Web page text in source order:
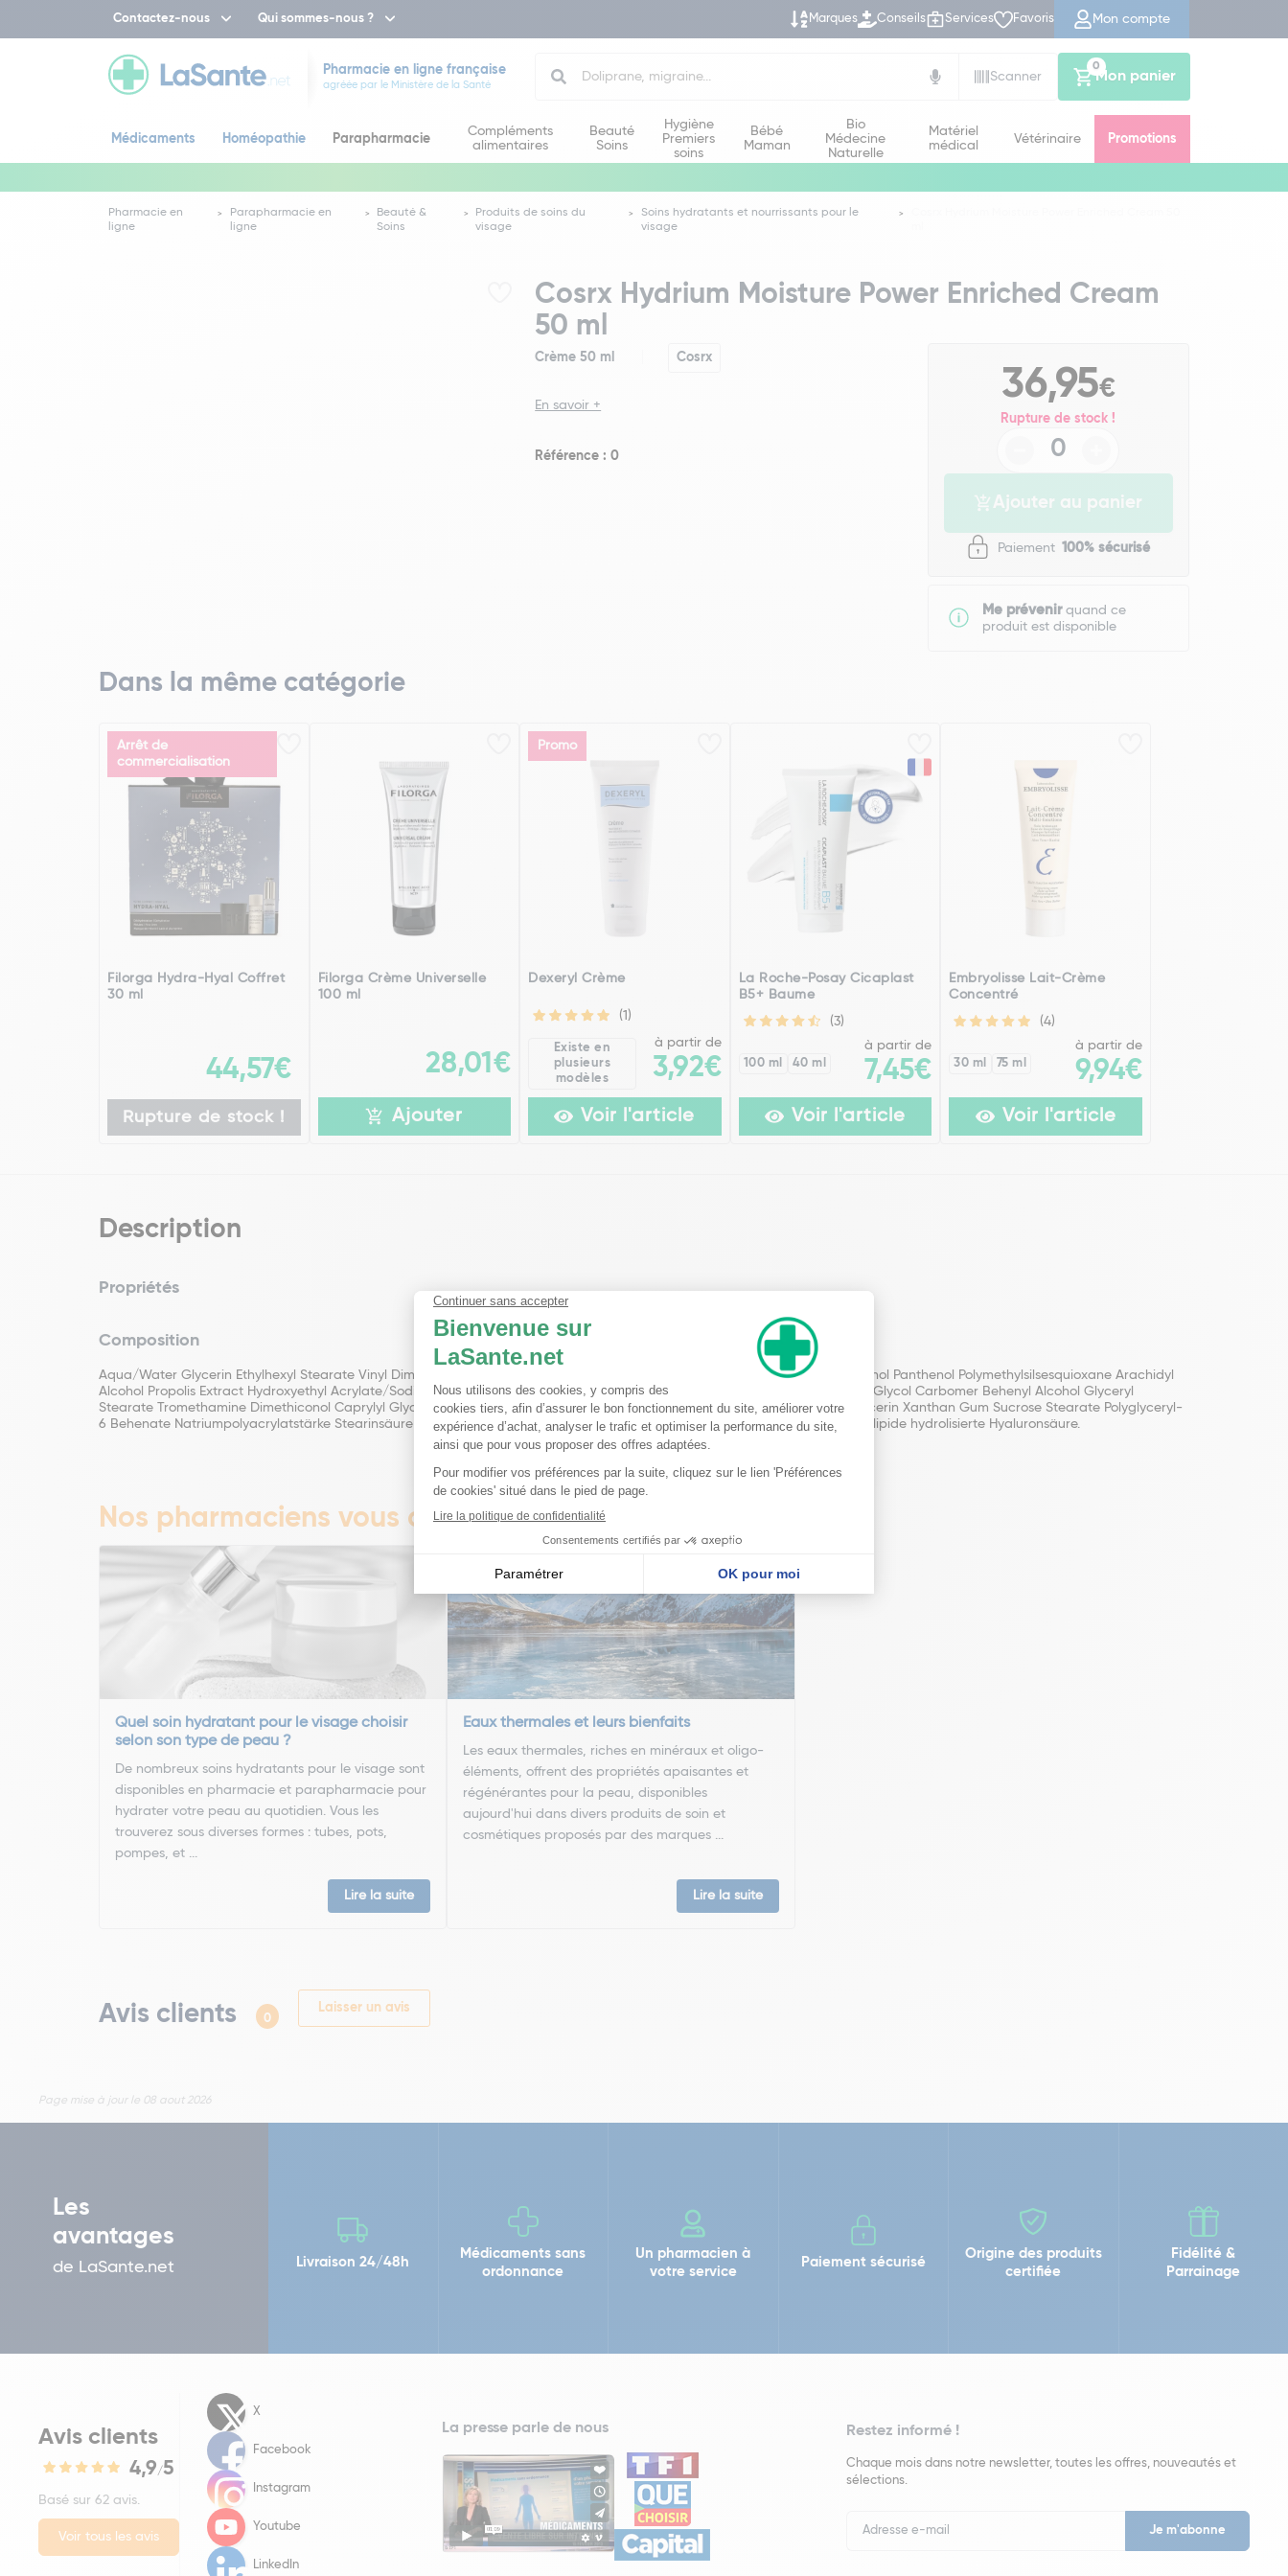
Contactez-nous Qui sommes-nous ? Marques Conseils Services Favoris Mon compte
Pharmacie en ligne française
agréée par le Ministère de la Santé
Scanner
Mon panier
0
Médicaments Homéopathie Parapharmacie
Compléments
alimentaires
Beauté
Soins
Hygiène
Premiers
soins
Bébé
Maman
Bio
Médecine
Naturelle
Matériel
médical
Vétérinaire Promotions
Pharmacie en
ligne
Parapharmacie en
ligne
Beauté &
Soins
Produits de soins du
visage
Soins hydratants et nourrissants pour le
visage
Cosrx Hydrium Moisture Power Enriched Cream
50 ml
Crème 50 ml Cosrx
En savoir +
Référence : 0
36,95€
Rupture de stock !
Ajouter au panier
Paiement 100% sécurisé
Me prévenirquand ce
produit est disponible
Dans la même catégorie
Arrêt de
commercialisation
Filorga Hydra-Hyal Coffret
30 ml
44,57€
Rupture de stock !
Filorga Crème Universelle
100 ml
28,01€
Ajouter
Promo
Dexeryl Crème
(1)
Existe en
plusieurs
modèles
à partir de
3,92€
Voir l'article
La Roche-Posay Cicaplast
B5+ Baume
(3)
100 ml 40 ml
à partir de
7,45€
Voir l'article
Embryolisse Lait-Crème
Concentré
(4)
30 ml 75 ml
à partir de
9,94€
Voir l'article
Description
Propriétés
Composition
Aqua/Water Glycerin Ethylhexyl Stearate Vinyl Dimethicone Pentylene Glycol Cocos Nucifera Oil 12-Hexanediol Cetearyl Alcohol Panthenol Polymethylsilsesquioxane Arachidyl
Alcohol Propolis Extract Hydroxyethyl Acrylate/Sodium Acryloyldimethyl Taurate Copolymer Polyglyceryl-6 Stearate Butylene Glycol Carbomer Behenyl Alcohol Glyceryl
Stearate Tromethamine Dimethiconol Caprylyl Glycol Arachidyl Glucoside Hydrogenated Lecithin Ceramide NP Ethylhexylglycerin Xanthan Gum Sucrose Stearate Polyglyceryl-
6 Behenate Natriumpolyacrylatstärke Stearinsäure Palmitinsäure Natriumhyaluronat Cholesterin Hyaluronsäure Glycosphingolipide hydrolisierte Hyaluronsäure.
Nos pharmaciens vous conseillent
Quel soin hydratant pour le visage choisir
selon son type de peau ?
De nombreux soins hydratants pour le visage sont
disponibles en pharmacie et parapharmacie pour
hydrater votre peau au quotidien. Vous les
trouverez sous diverses formes : tubes, pots,
pompes, et ...
Lire la suite
Eaux thermales et leurs bienfaits
Les eaux thermales, riches en minéraux et oligo-
éléments, offrent des propriétés apaisantes et
régénérantes pour la peau, disponibles
aujourd'hui dans divers produits de soin et
cosmétiques proposés par des marques ...
Lire la suite
Avis clients 0
Laisser un avis
Page mise à jour le 08 aout 2026
Les
avantages
de LaSante.net Livraison 24/48h
Médicaments sans
ordonnance
Un pharmacien à
votre service
Paiement sécurisé
Origine des produits
certifiée
Fidélité &
Parrainage
Avis clients
4,9/5
Basé sur 62 avis.
Voir tous les avis
X
Facebook
Instagram
Youtube
LinkedIn
La presse parle de nous Restez informé !
Chaque mois dans notre newsletter, toutes les offres, nouveautés et
sélections.
Newsletter